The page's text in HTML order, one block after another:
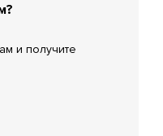
и получите